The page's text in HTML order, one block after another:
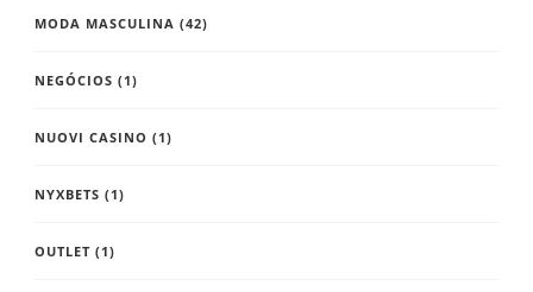
MODA MASCULINA (42)
NEGÓCIOS (1)
NUOVI CASINO (1)
NYXBETS (1)
OUTLET (1)